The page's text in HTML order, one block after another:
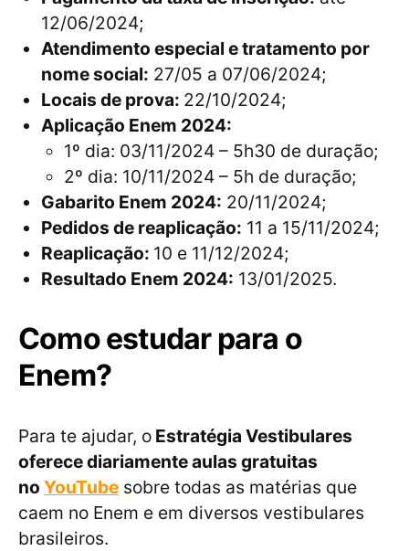
12/06/2024;
Atendimento especial e tratamento por
nome social: 27/05 a 07/06/2024;
Locais de prova: 22/10/2024;
Aplicação Enem 2024:
1º dia: 03/11/2024 – 5h30 de duração;
2º dia: 10/11/2024 – 5h de duração;
Gabarito Enem 2024: 20/11/2024;
Pedidos de reaplicação: 11 a 15/11/2024;
Reaplicação: 10 e 11/12/2024;
Resultado Enem 2024: 13/01/2025.
Como estudar para o
Enem?
Para te ajudar, o Estratégia Vestibulares
oferece diariamente aulas gratuitas
no YouTube sobre todas as matérias que
caem no Enem e em diversos vestibulares
brasileiros.